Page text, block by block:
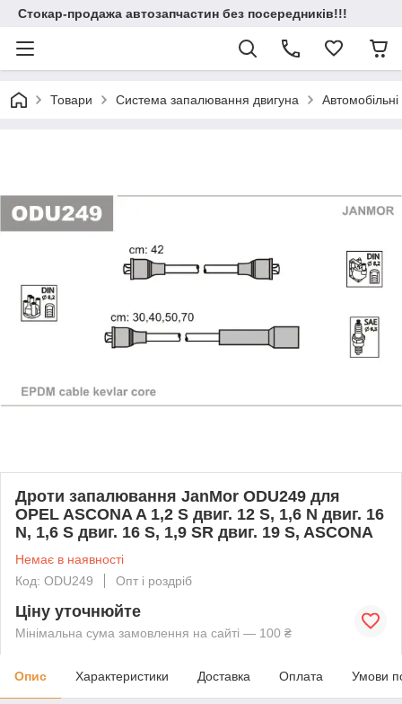
Стокар-продажа автозапчастин без посередників!!!
Товари Система запалювання двигуна
Дроти запалювання JanMor ODU249 для
OPEL ASCONA A 1,2 S двиг. 12 S, 1,6 N двиг. 16
N, 1,6 S двиг. 16 S, 1,9 SR двиг. 19 S, ASCONA
Немає в наявності
Код: ODU249
Опт і роздріб
Ціну уточнюйте
Мінімальна сума замовлення на сайті — 100 ₴
Опис Характеристики Доставка Оплата Умови